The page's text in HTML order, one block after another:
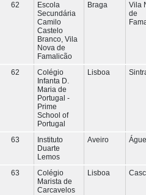
62
Escola
Secundária
Camilo
Castelo
Branco, Vila
Nova de
Famalicão
Braga
Vila
de
62
Colégio
Infanta D.
Maria de
Portugal -
Prime
School of
Portugal
Lisboa
63
Instituto
Duarte
Lemos
Aveiro
63
Colégio
Marista de
Carcavelos
Lisboa